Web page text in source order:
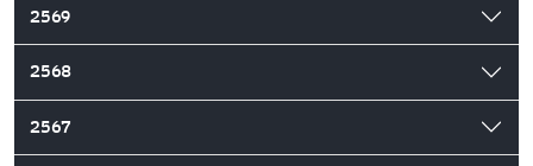
2569
2568
2567